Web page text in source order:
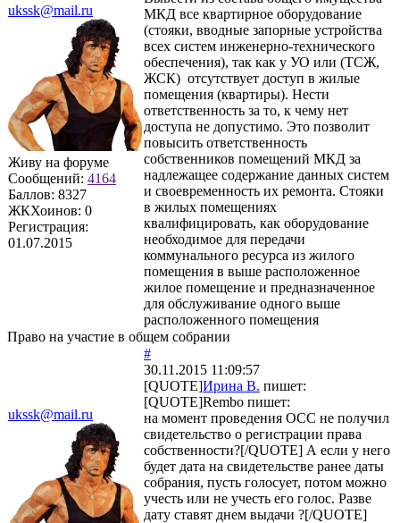
ukssk@mail.ru
Живу на форуме
Сообщений: 4164
Баллов: 8327
ЖКХоинов: 0
Регистрация:
01.07.2015
МКД все квартирное оборудование
(стояки, вводные запорные устройства
всех систем инженерно-технического
обеспечения), так как у УО или (ТСЖ,
ЖСК) отсутствует доступ в жилые
помещения (квартиры). Нести
ответственность за то, к чему нет
доступа не допустимо. Это позволит
повысить ответственность
собственников помещений МКД за
надлежащее содержание данных систем
и своевременность их ремонта. Стояки
в жилых помещениях
квалифицировать, как оборудование
необходимое для передачи
коммунального ресурса из жилого
помещения в выше расположенное
жилое помещение и предназначенное
для обслуживание одного выше
расположенного помещения
Право на участие в общем собрании
ukssk@mail.ru
#
30.11.2015 11:09:57
[QUOTE]Ирина В. пишет:
[QUOTE]Rembo пишет:
на момент проведения ОСС не получил
свидетельство о регистрации права
собственности?[/QUOTE] А если у него
будет дата на свидетельстве ранее даты
собрания, пусть голосует, потом можно
учесть или не учесть его голос. Разве
дату ставят днем выдачи ?[/QUOTE]